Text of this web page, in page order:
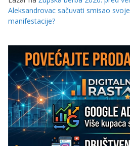
Aleksandrovac sačuvati smisao
manifestacije?